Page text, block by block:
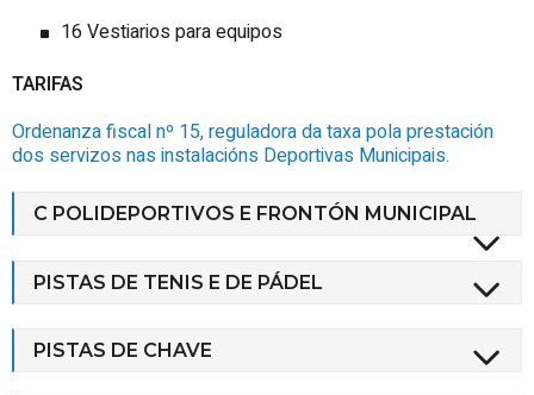
16 Vestiarios para equipos
TARIFAS
Ordenanza fiscal nº 15, reguladora da taxa pola prestación
dos servizos nas instalacións Deportivas Municipais.
C POLIDEPORTIVOS E FRONTÓN MUNICIPAL
PISTAS DE TENIS E DE PÁDEL
PISTAS DE CHAVE